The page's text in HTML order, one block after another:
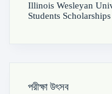
Illinois Wesleyan
Students Scholarships
পরীক্ষা উৎসব